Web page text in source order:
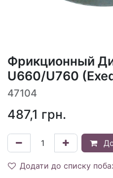
Фрикционный
U660/U760
47104
487,1 грн.
Додати до списку